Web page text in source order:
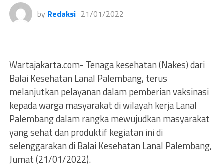
by Redaksi 21/01/2022
Wartajakarta.com- Tenaga kesehatan (Nakes) dari
Balai Kesehatan Lanal Palembang, terus
melanjutkan pelayanan dalam pemberian vaksinasi
kepada warga masyarakat di wilayah kerja Lanal
Palembang dalam rangka mewujudkan masyarakat
yang sehat dan produktif kegiatan ini di
selenggarakan di Balai Kesehatan Lanal Palembang,
Jumat (21/01/2022).